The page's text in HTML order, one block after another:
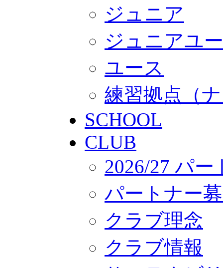
ジュニア
ジュニアユ
ユース
練習拠点（
SCHOOL
CLUB
2026/27 パ
パートナー
クラブ理念
クラブ情報